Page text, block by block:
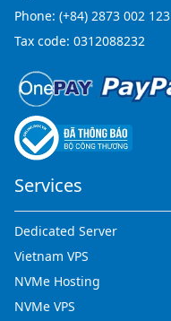
Phone: (+84) 2873 002 123
Tax code: 0312088232
Services
Dedicated Server
Vietnam VPS
NVMe Hosting
NVMe VPS